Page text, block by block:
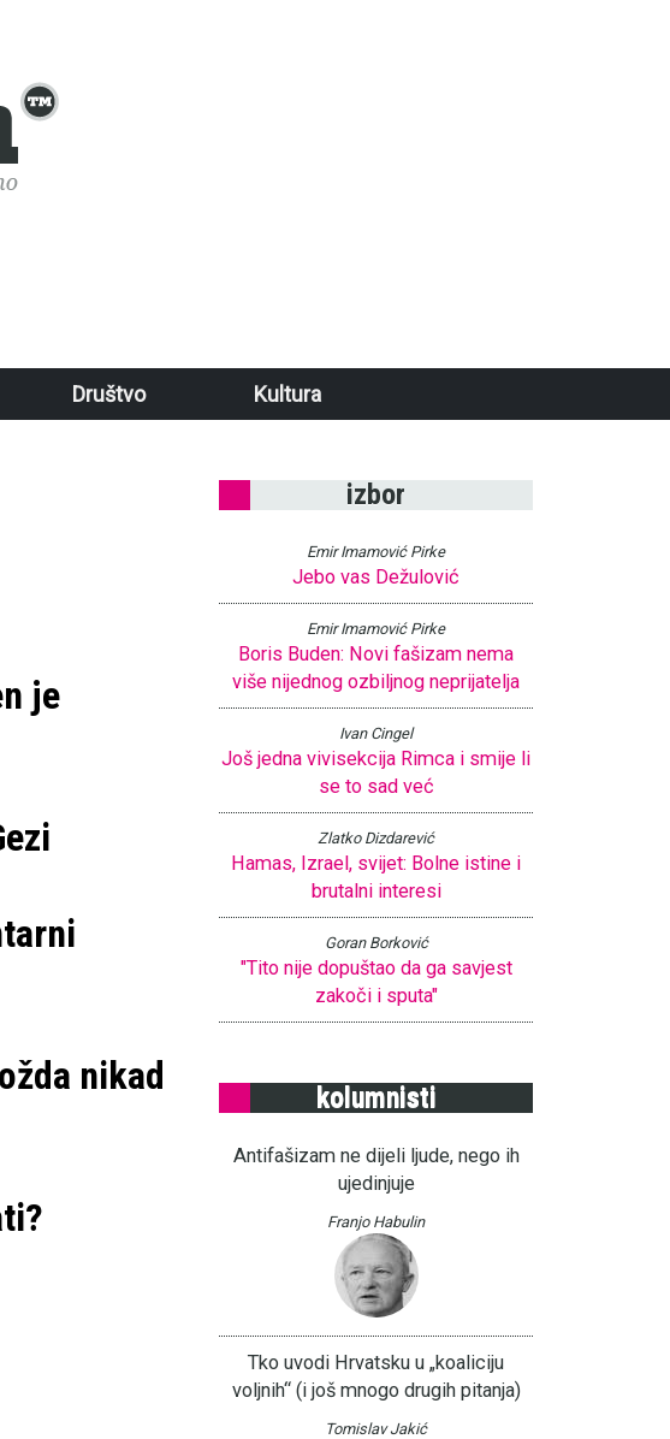
Društvo Kultura
je
nikad
izbor
Emir Imamović Pirke
Jebo vas Dežulović
Emir Imamović Pirke
Boris Buden: Novi fašizam nema
više nijednog ozbiljnog neprijatelja
Ivan Cingel
Još jedna vivisekcija Rimca i smije li
se to sad već
Zlatko Dizdarević
Hamas, Izrael, svijet: Bolne istine i
brutalni interesi
Goran Borković
"Tito nije dopuštao da ga savjest
zakoči i sputa"
kolumnisti
Antifašizam ne dijeli ljude, nego ih
ujedinjuje
Franjo Habulin
Tko uvodi Hrvatsku u „koaliciju
voljnih“ (i još mnogo drugih pitanja)
Tomislav Jakić